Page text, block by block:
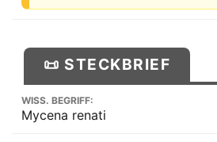
📜 STECKBRIEF
WISS. BEGRIFF:
Mycena renati